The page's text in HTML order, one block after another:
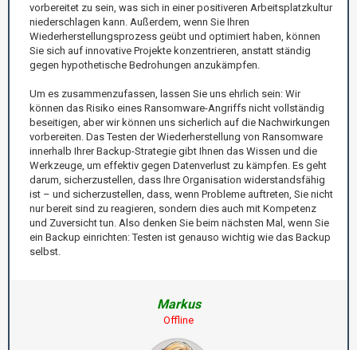
vorbereitet zu sein, was sich in einer positiveren Arbeitsplatzkultur
niederschlagen kann. Außerdem, wenn Sie Ihren
Wiederherstellungsprozess geübt und optimiert haben, können
Sie sich auf innovative Projekte konzentrieren, anstatt ständig
gegen hypothetische Bedrohungen anzukämpfen.
Um es zusammenzufassen, lassen Sie uns ehrlich sein: Wir
können das Risiko eines Ransomware-Angriffs nicht vollständig
beseitigen, aber wir können uns sicherlich auf die Nachwirkungen
vorbereiten. Das Testen der Wiederherstellung von Ransomware
innerhalb Ihrer Backup-Strategie gibt Ihnen das Wissen und die
Werkzeuge, um effektiv gegen Datenverlust zu kämpfen. Es geht
darum, sicherzustellen, dass Ihre Organisation widerstandsfähig
ist – und sicherzustellen, dass, wenn Probleme auftreten, Sie nicht
nur bereit sind zu reagieren, sondern dies auch mit Kompetenz
und Zuversicht tun. Also denken Sie beim nächsten Mal, wenn Sie
ein Backup einrichten: Testen ist genauso wichtig wie das Backup
selbst.
Markus
Offline